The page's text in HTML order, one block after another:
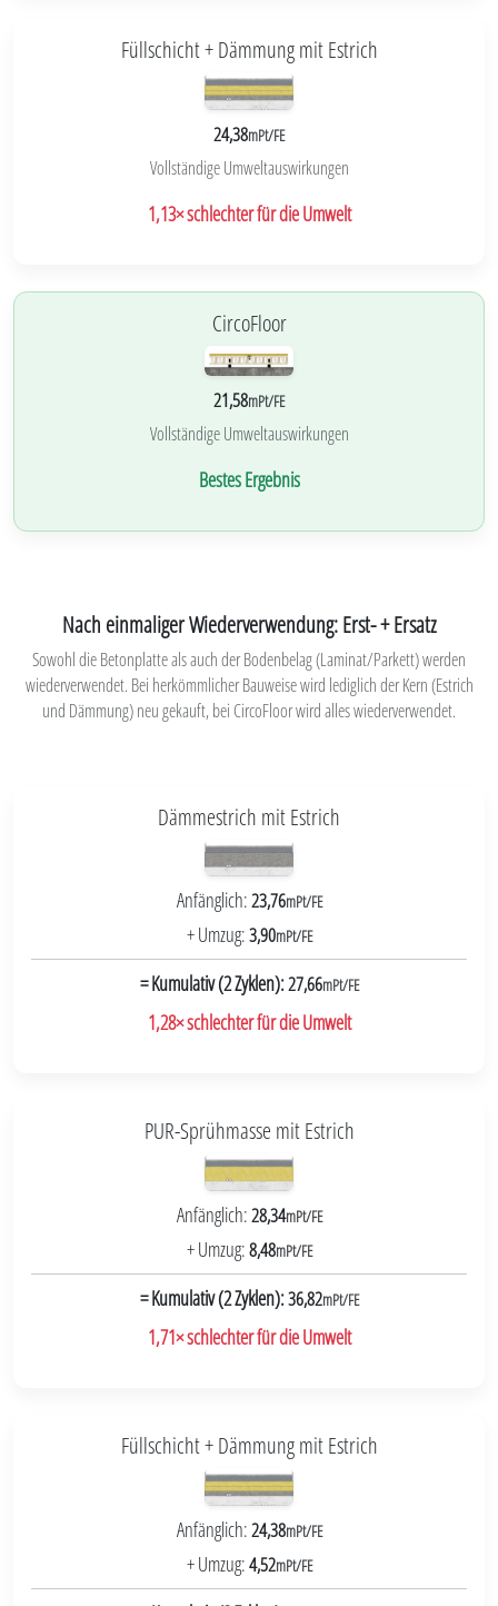
Füllschicht + Dämmung mit Estrich
24,38mPt/FE
Vollständige Umweltauswirkungen
1,13× schlechter für die Umwelt
CircoFloor
21,58mPt/FE
Vollständige Umweltauswirkungen
Bestes Ergebnis
Nach einmaliger Wiederverwendung: Erst- + Ersatz
Sowohl die Betonplatte als auch der Bodenbelag (Laminat/Parkett) werden
wiederverwendet. Bei herkömmlicher Bauweise wird lediglich der Kern (Estrich
und Dämmung) neu gekauft, bei CircoFloor wird alles wiederverwendet.
Dämmestrich mit Estrich
Anfänglich:23,76mPt/FE
+ Umzug:3,90mPt/FE
= Kumulativ (2 Zyklen):27,66mPt/FE
1,28× schlechter für die Umwelt
PUR-Sprühmasse mit Estrich
Anfänglich:28,34mPt/FE
+ Umzug:8,48mPt/FE
= Kumulativ (2 Zyklen):36,82mPt/FE
1,71× schlechter für die Umwelt
Füllschicht + Dämmung mit Estrich
Anfänglich:24,38mPt/FE
+ Umzug:4,52mPt/FE